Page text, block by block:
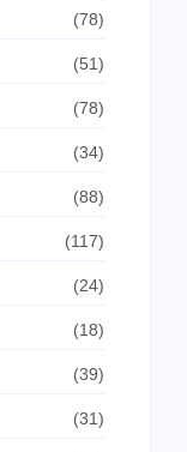
(78)
(51)
(78)
(34)
(88)
(117)
(24)
(18)
(39)
(31)